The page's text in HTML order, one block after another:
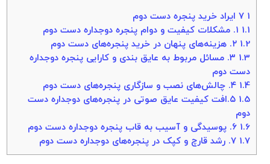
1 ۷ ایراد خرید پنجره دست دوم
1.1
1.2 ۲. هزینه‌های پنهان در خرید پنجره‌های دست دوم
1.3
۳. مسائل مربوط به عایق بندی و کارایی پنجره دوجداره
دست دوم
1.4 ۴. چالش‌های نصب و سازگاری پنجره‌های دست دوم
1.5
۵.افت کیفیت عایق صوتی در پنجره‌های دوجداره دست
دوم
1.6 ۶. پوسیدگی و آسیب به قاب پنجره دوجداره دست دوم
1.7 ۷. رشد قارچ و کپک در پنجره‌های دوجداره دست دوم